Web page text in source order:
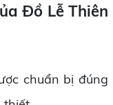
Đồ Lễ Thiên
chuẩn bị đúng